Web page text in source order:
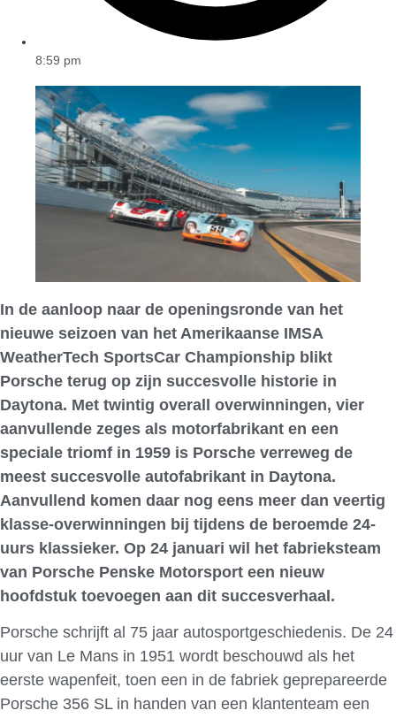
8:59 pm
In de aanloop naar de openingsronde van het
nieuwe seizoen van het Amerikaanse IMSA
WeatherTech SportsCar Championship blikt
Porsche terug op zijn succesvolle historie in
Daytona. Met twintig overall overwinningen, vier
aanvullende zeges als motorfabrikant en een
speciale triomf in 1959 is Porsche verreweg de
meest succesvolle autofabrikant in Daytona.
Aanvullend komen daar nog eens meer dan veertig
klasse-overwinningen bij tijdens de beroemde 24-
uurs klassieker. Op 24 januari wil het fabrieksteam
van Porsche Penske Motorsport een nieuw
hoofdstuk toevoegen aan dit succesverhaal.
Porsche schrijft al 75 jaar autosportgeschiedenis. De 24
uur van Le Mans in 1951 wordt beschouwd als het
eerste wapenfeit, toen een in de fabriek geprepareerde
Porsche 356 SL in handen van een klantenteam een